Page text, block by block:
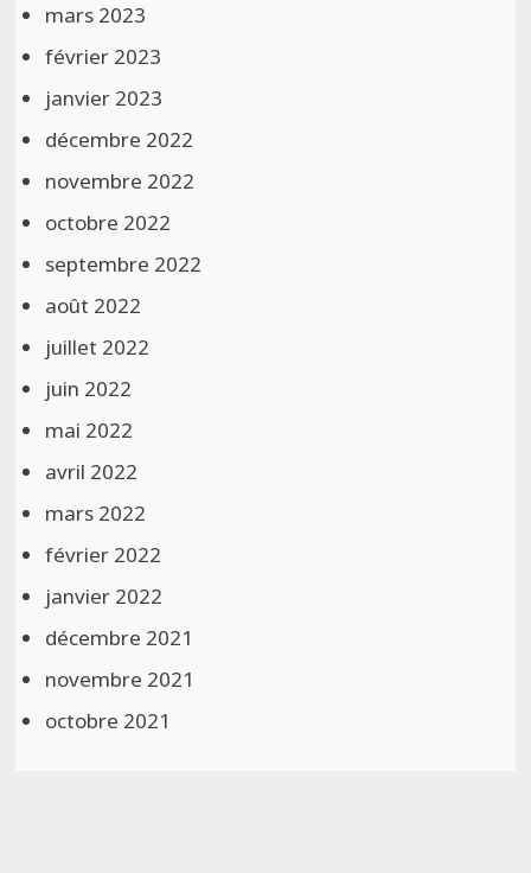
mars 2023
février 2023
janvier 2023
décembre 2022
novembre 2022
octobre 2022
septembre 2022
août 2022
juillet 2022
juin 2022
mai 2022
avril 2022
mars 2022
février 2022
janvier 2022
décembre 2021
novembre 2021
octobre 2021